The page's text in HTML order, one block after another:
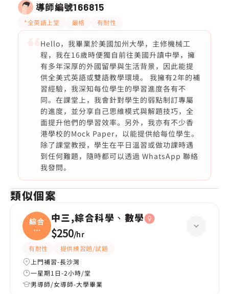
導師編號166815
*全英語上堂 嚴格 有耐性
Hello，我畢業於美國加州大學，主修機械工
程，我在16歲時便獨自前往美國升讀中學，擁
有多年深厚的外國留學與生活背景，因此能提
供全美式英語或雙語教學環境。 我擁有2年的補
習經驗，我深知每位學生的學習進度各有不
同。在課堂上，我會針對學生的弱點制訂專屬
的進度，並分享自己思維模式與解題技巧，全
面提升他們的學習效率。另外，我亦有不少香
港學校的Mock Paper，以能提供給每位學生。
除了課堂教授，學生在平日溫習或做功課時遇
到任何難題，隨時都可以透過 WhatsApp 聯絡
我發問。
類似個案
綜合
科
學、
中三,綜合科學、數學
$250/hr
有耐性
提供練習題/試題
上門補習-長沙灣
一星期1日-2小時/堂
男導師/女導師-大學畢業